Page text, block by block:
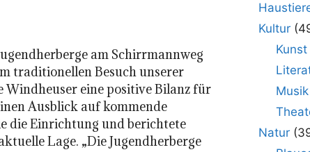
am Schirrmannweg
traditionellen Besuch unserer
Windheuser eine positive Bilanz für
Ausblick auf kommende
die Einrichtung und berichtete
Lage. „Die Jugendherberge
Kultur
Kunst
Musik
Natur